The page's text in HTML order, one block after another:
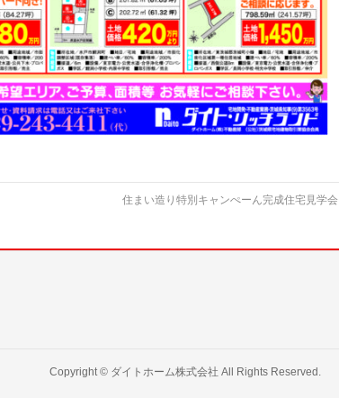
住まい造り特別キャンぺーん完成住宅見学会
Copyright © ダイトホーム株式会社 All Rights Reserved.